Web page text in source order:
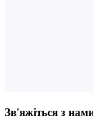
Зв'яжіться з